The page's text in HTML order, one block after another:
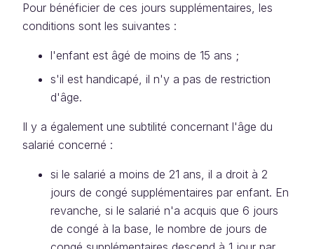
Pour bénéficier de ces jours supplémentaires, les
conditions sont les suivantes :
l'enfant est âgé de moins de 15 ans ;
s'il est handicapé, il n'y a pas de restriction
d'âge.
Il y a également une subtilité concernant l'âge du
salarié concerné :
si le salarié a moins de 21 ans, il a droit à 2
jours de congé supplémentaires par enfant. En
revanche, si le salarié n'a acquis que 6 jours
de congé à la base, le nombre de jours de